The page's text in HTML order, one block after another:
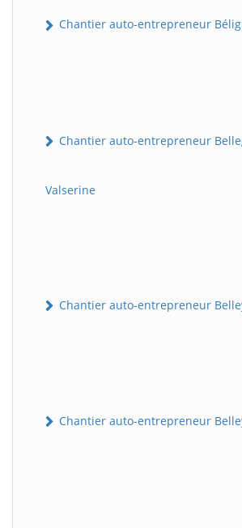
Chantier auto-entrepreneur
Chantier auto-entrepreneur
Valserine
Chantier auto-entrepreneur
Chantier auto-entrepreneur